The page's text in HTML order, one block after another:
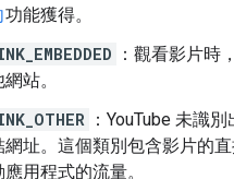
功能獲得。
：觀看影片時
站。
：YouTube 未識
網址。這個類別包含影片的
用程式的流量。